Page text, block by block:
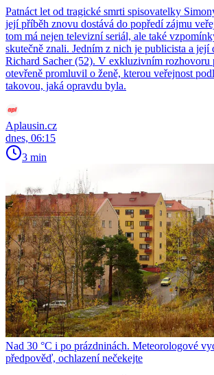
Patnáct let od tragické smrti spisovatelky
její příběh znovu dostává do popředí zájmu
tom má nejen televizní seriál, ale také
skutečně znali. Jedním z nich je publicista a její
Richard Sacher (52). V exkluzivním rozhovoru
otevřeně promluvil o ženě, kterou veřejnost
takovou, jaká opravdu byla.
Aplausin.cz
dnes, 06:15
3 min
Nad 30 °C i po prázdninách. Meteorologové
předpověď, ochlazení nečekejte